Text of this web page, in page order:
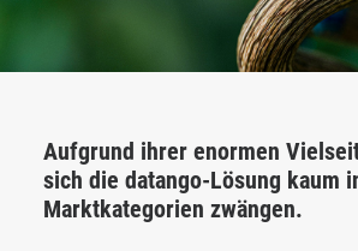
Aufgrund ihrer enormen
sich die datango-Lösung kaum
Marktkategorien zwängen.